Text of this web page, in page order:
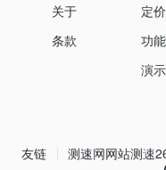
关于
条款
定价
功能
演示
友链 测速网网站测速